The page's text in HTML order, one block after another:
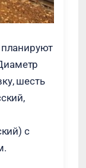
шесть
с